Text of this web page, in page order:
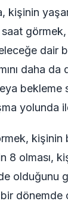
kişinin
dair
daha
bekleme
yolunda
kişinin
8 olması,
olduğunu
bir